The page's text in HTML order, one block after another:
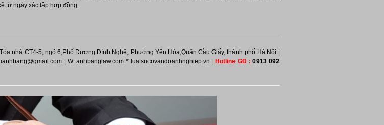
từ ngày xác lập hợp đồng.
nhà CT4-5, ngõ 6,Phố Dương Đình Nghệ, Phường Yên Hòa, Quận Cầu Giấy, thành phố Hà Nội |
| W: anhbanglaw.com * luatsucovandoanhnghiep.vn |Hotline GĐ : 0913 092